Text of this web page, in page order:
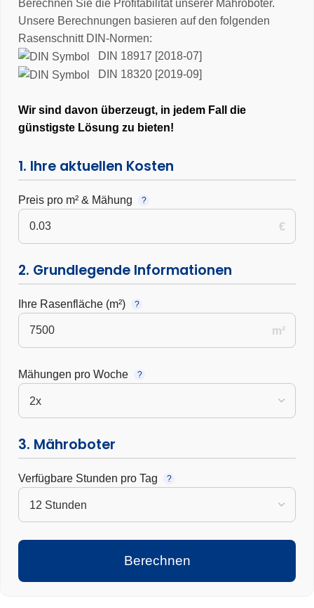
Berechnen Sie die Profitabilität unserer Mähroboter.
Unsere Berechnungen basieren auf den folgenden
Rasenschnitt DIN-Normen:
DIN 18917 [2018-07]
DIN 18320 [2019-09]
Wir sind davon überzeugt, in jedem Fall die
günstigste Lösung zu bieten!
1. Ihre aktuellen Kosten
Preis pro m² & Mähung ?
€
2. Grundlegende Informationen
Ihre Rasenfläche (m²) ?
m²
Mähungen pro Woche ?
3. Mähroboter
Verfügbare Stunden pro Tag ?
Berechnen